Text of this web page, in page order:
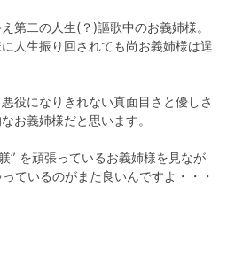
第二の人生(？)謳歌中のお義姉様。
人生振り回されても尚お義姉様は逞
役になりきれない真面目さと優しさ
お義姉様だと思います。
” を頑張っているお義姉様を見なが
ているのがまた良いんですよ・・・